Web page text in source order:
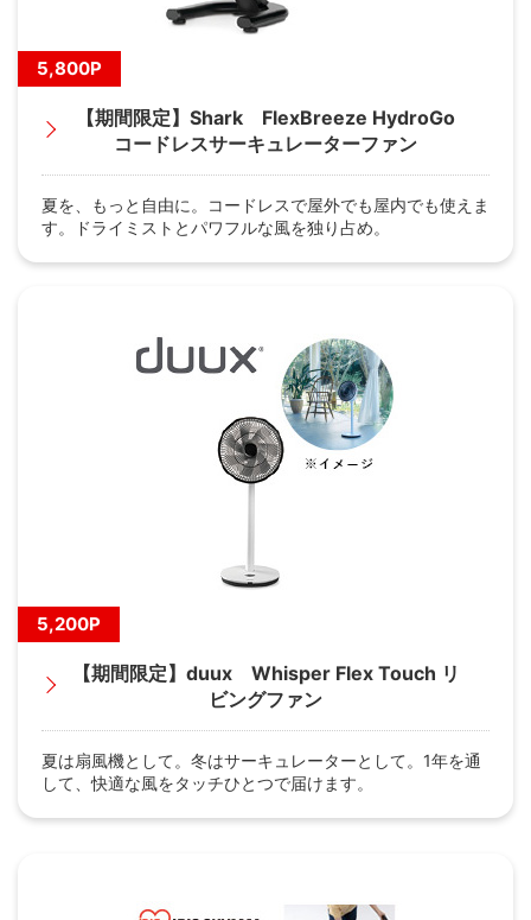
5,800P
【期間限定】Shark FlexBreeze HydroGo
コードレスサーキュレーターファン
夏を、もっと自由に。コードレスで屋外でも屋内でも使えま
す。ドライミストとパワフルな風を独り占め。
5,200P
【期間限定】duux Whisper Flex Touch リ
ビングファン
夏は扇風機として。冬はサーキュレーターとして。1年を通
して、快適な風をタッチひとつで届けます。